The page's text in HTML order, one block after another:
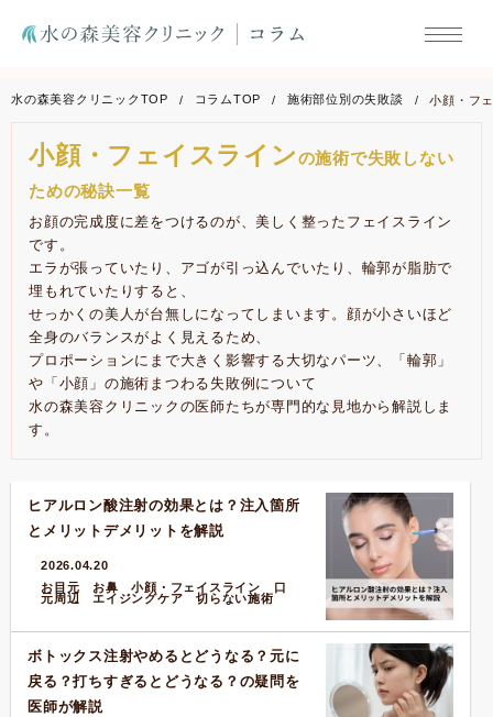
水の森美容クリニックTOP コラムTOP 施術部位別の失敗談 小顔・フ
小顔・フェイスラインの施術で失敗しない
ための秘訣一覧
お顔の完成度に差をつけるのが、美しく整ったフェイスライン
です。
エラが張っていたり、アゴが引っ込んでいたり、輪郭が脂肪で
埋もれていたりすると、
せっかくの美人が台無しになってしまいます。顔が小さいほど
全身のバランスがよく見えるため、
プロポーションにまで大きく影響する大切なパーツ、「輪郭」
や「小顔」の施術まつわる失敗例について
水の森美容クリニックの医師たちが専門的な見地から解説しま
す。
ヒアルロン酸注射の効果とは？注入箇所
とメリットデメリットを解説
2026.04.20
お目元 お鼻 小顔・フェイスライン 口
元周辺 エイジングケア 切らない施術
ボトックス注射やめるとどうなる？元に
戻る？打ちすぎるとどうなる？の疑問を
医師が解説